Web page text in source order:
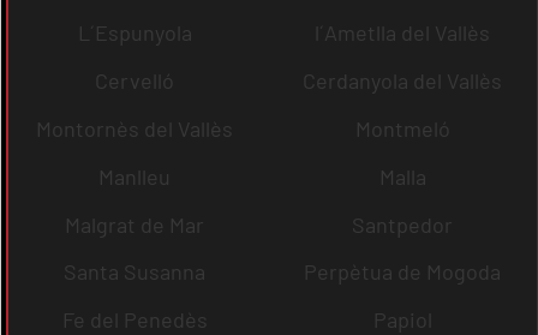
L´Espunyola
l´Ametlla del Vallès
Cervelló
Cerdanyola del Vallès
Montornès del Vallès
Montmeló
Manlleu
Malla
Malgrat de Mar
Santpedor
Santa Susanna
Perpètua de Mogoda
Fe del Penedès
Papiol